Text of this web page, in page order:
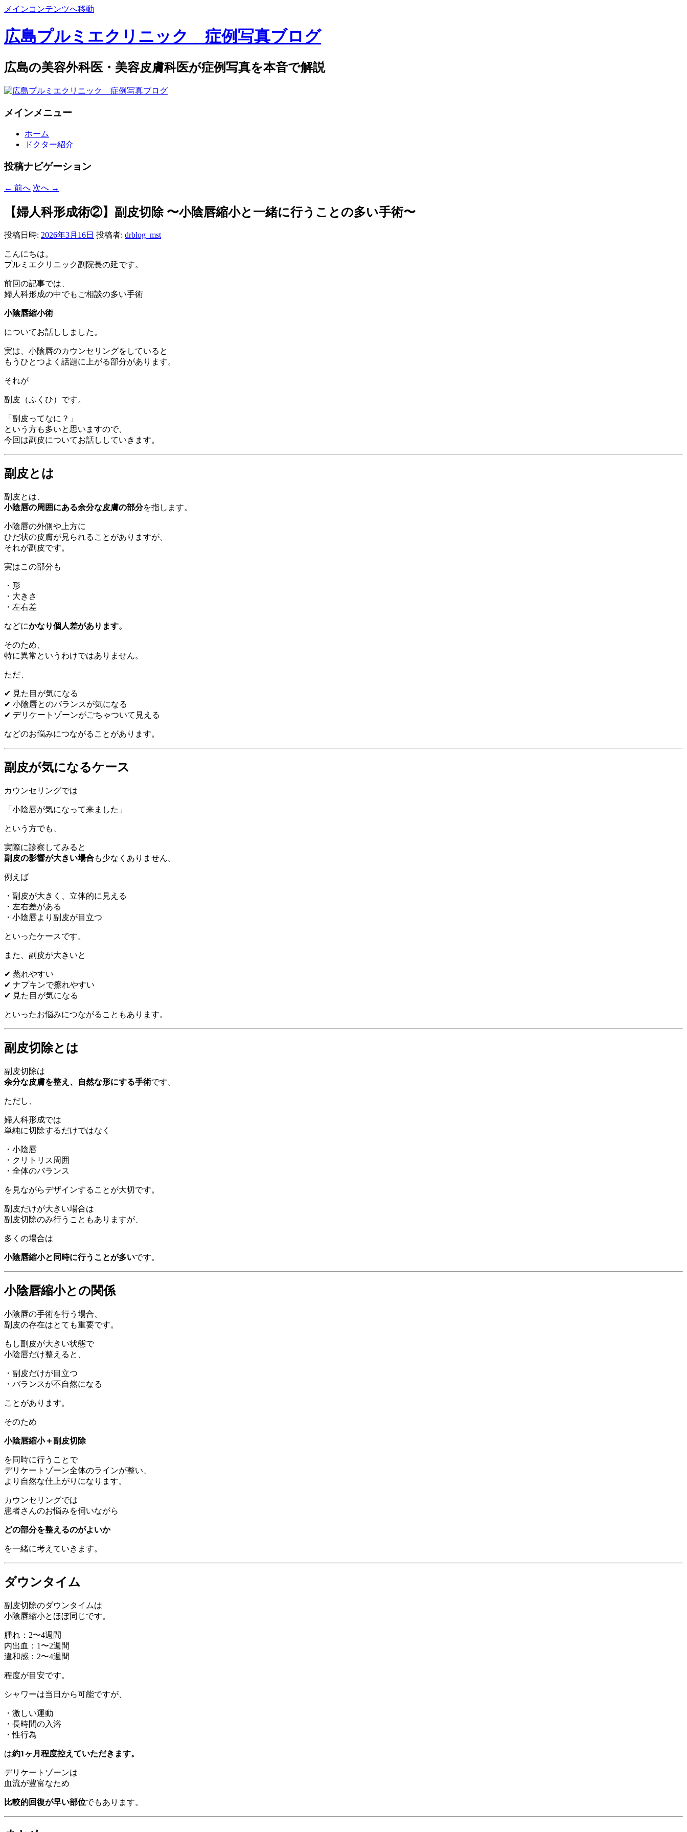
メインコンテンツへ移動
広島プルミエクリニック 症例写真ブログ
広島の美容外科医・美容皮膚科医が症例写真を本音で解説
メインメニュー
ホーム
ドクター紹介
投稿ナビゲーション
← 前へ 次へ →
【婦人科形成術②】副皮切除 〜小陰唇縮小と一緒に行うことの多い手術〜
投稿日時: 2026年3月16日 投稿者: drblog_mst
こんにちは。
プルミエクリニック副院長の延です。
前回の記事では、
婦人科形成の中でもご相談の多い手術
小陰唇縮小術
についてお話ししました。
実は、小陰唇のカウンセリングをしていると
もうひとつよく話題に上がる部分があります。
それが
副皮（ふくひ）です。
「副皮ってなに？」
という方も多いと思いますので、
今回は副皮についてお話ししていきます。
副皮とは
副皮とは、
小陰唇の周囲にある余分な皮膚の部分を指します。
小陰唇の外側や上方に
ひだ状の皮膚が見られることがありますが、
それが副皮です。
実はこの部分も
・形
・大きさ
・左右差
などにかなり個人差があります。
そのため、
特に異常というわけではありません。
ただ、
✔ 見た目が気になる
✔ 小陰唇とのバランスが気になる
✔ デリケートゾーンがごちゃついて見える
などのお悩みにつながることがあります。
副皮が気になるケース
カウンセリングでは
「小陰唇が気になって来ました」
という方でも、
実際に診察してみると
副皮の影響が大きい場合も少なくありません。
例えば
・副皮が大きく、立体的に見える
・左右差がある
・小陰唇より副皮が目立つ
といったケースです。
また、副皮が大きいと
✔ 蒸れやすい
✔ ナプキンで擦れやすい
✔ 見た目が気になる
といったお悩みにつながることもあります。
副皮切除とは
副皮切除は
余分な皮膚を整え、自然な形にする手術です。
ただし、
婦人科形成では
単純に切除するだけではなく
・小陰唇
・クリトリス周囲
・全体のバランス
を見ながらデザインすることが大切です。
副皮だけが大きい場合は
副皮切除のみ行うこともありますが、
多くの場合は
小陰唇縮小と同時に行うことが多いです。
小陰唇縮小との関係
小陰唇の手術を行う場合、
副皮の存在はとても重要です。
もし副皮が大きい状態で
小陰唇だけ整えると、
・副皮だけが目立つ
・バランスが不自然になる
ことがあります。
そのため
小陰唇縮小＋副皮切除
を同時に行うことで
デリケートゾーン全体のラインが整い、
より自然な仕上がりになります。
カウンセリングでは
患者さんのお悩みを伺いながら
どの部分を整えるのがよいか
を一緒に考えていきます。
ダウンタイム
副皮切除のダウンタイムは
小陰唇縮小とほぼ同じです。
腫れ：2〜4週間
内出血：1〜2週間
違和感：2〜4週間
程度が目安です。
シャワーは当日から可能ですが、
・激しい運動
・長時間の入浴
・性行為
は約1ヶ月程度控えていただきます。
デリケートゾーンは
血流が豊富なため
比較的回復が早い部位でもあります。